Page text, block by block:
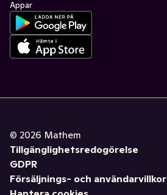
Appar
© 2026 Mathem
Tillgänglighetsredogörelse
GDPR
Försäljnings- och användarvillkor